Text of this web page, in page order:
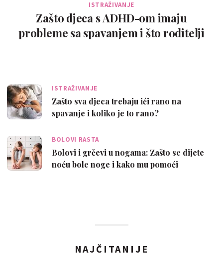
ISTRAŽIVANJE
Zašto djeca s ADHD-om imaju
probleme sa spavanjem i što roditelji
ISTRAŽIVANJE
Zašto sva djeca trebaju ići rano na
spavanje i koliko je to rano?
BOLOVI RASTA
Bolovi i grčevi u nogama: Zašto se dijete
noću bole noge i kako mu pomoći
NAJČITANIJE